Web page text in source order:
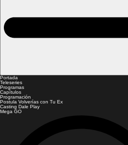
Portada
Teleseries
Programas
Capítulos
Programación
Postula Volverías con Tu Ex
Casting Dale Play
Mega GO